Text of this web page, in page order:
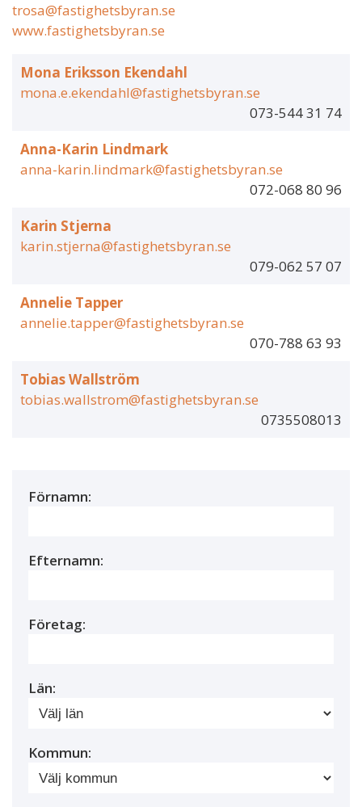
trosa@fastighetsbyran.se
www.fastighetsbyran.se
Mona Eriksson Ekendahl
mona.e.ekendahl@fastighetsbyran.se
073-544 31 74
Anna-Karin Lindmark
anna-karin.lindmark@fastighetsbyran.se
072-068 80 96
Karin Stjerna
karin.stjerna@fastighetsbyran.se
079-062 57 07
Annelie Tapper
annelie.tapper@fastighetsbyran.se
070-788 63 93
Tobias Wallström
tobias.wallstrom@fastighetsbyran.se
0735508013
Förnamn:
Efternamn:
Företag:
Län:
Kommun: